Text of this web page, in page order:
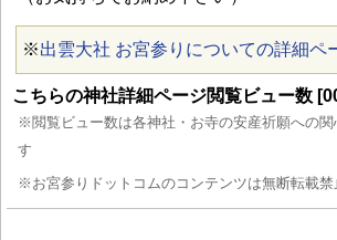
※出雲大社 お宮参りについての詳細ペ
こちらの神社詳細ページ閲覧ビュー数
※閲覧ビュー数は各神社・お寺の安産祈願への関
す
※お宮参りドットコムのコンテンツは無断転載禁